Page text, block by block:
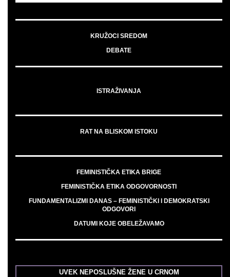
KRUŽOCI SREDOM
DEBATE
ISTRAŽIVANJA
RAT NA BLISKOM ISTOKU
FEMINISTIČKA ETIKA BRIGE
FEMINISTIČKA ETIKA ODGOVORNOSTI
FUNDAMENTALIZMI DANAS – FEMINISTIČKI I DEMOKRATSKI
ODGOVORI
DATUMI KOJE OBELEŽAVAMO
UVEK NEPOSLUŠNE ŽENE U CRNOM